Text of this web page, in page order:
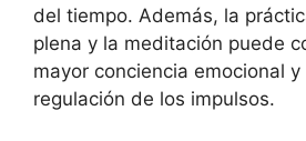
del tiempo. Además, la
plena y la meditación puede
mayor conciencia emocional
regulación de los impulsos.